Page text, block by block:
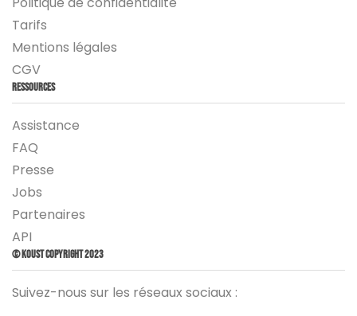
Tarifs
Mentions légales
CGV
Ressources
Assistance
FAQ
Presse
Jobs
Partenaires
API
© Koust Copyright 2023
Suivez-nous sur les réseaux sociaux :